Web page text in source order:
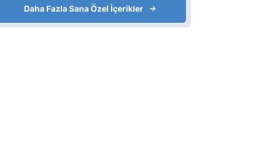
Daha Fazla Sana Özel İçerikler